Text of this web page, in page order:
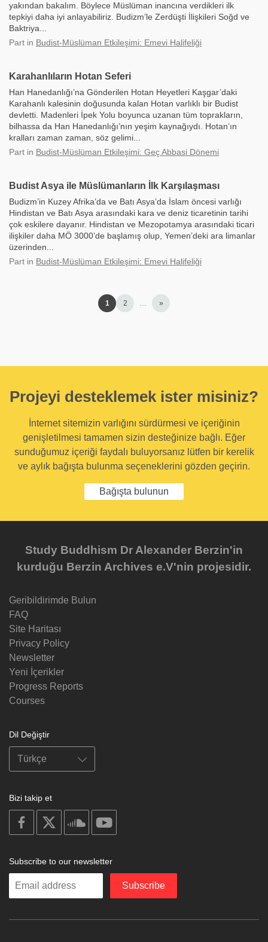
yakından bakalım. Böylece Müslüman inancına verdikleri ilk
tepkiyi daha iyi anlayabiliriz. Budizm’le Zerdüşti İlişkileri Soğd ve
Baktriya...
Part in Budist-Müslüman Etkileşimi: Emevi Halifeliği
Karahanlıların Hotan Seferi
Han Hanedanlığı’na Gönderilen Hotan Heyetleri Kaşgar’daki
Karahanlı kalesinin doğusunda kalan Hotan varlıklı bir Budist
devletti. Madenleri İpek Yolu boyunca uzanan tüm toprakların,
bilhassa da Han Hanedanlığı’nın yeşim kaynağıydı. Hotan’ın
kralları zaman zaman, söz gelimi...
Part in Budist-Müslüman Etkileşimi: Geç Abbasi Dönemi
Budist Asya ile Müslümanların İlk Karşılaşması
Budizm’in Kuzey Afrika’da ve Batı Asya’da İslam öncesi varlığı
Hindistan ve Batı Asya arasındaki kara ve deniz ticaretinin tarihi
çok eskilere dayanır. Hindistan ve Mezopotamya arasındaki ticari
ilişkiler daha MÖ 3000’de başlamış olup, Yemen’deki ara limanlar
üzerinden...
Part in Budist-Müslüman Etkileşimi: Emevi Halifeliği
1 2 … »
Projeyi desteklemek ister misiniz?
İnternet sitemizin varlığını sürdürmesi ve içeriğinin
genişletilmesi tamamen sizin desteğinize bağlı. Eğer
sunduğumuz içeriği faydalı buluyorsanız lütfen bir kerelik
ve aylık bağışta bulunma seçeneklerini gözden geçirin.
Bağışta bulunun
Study Buddhism Dr Alexander Berzin'in
kurduğu Berzin Archives e.V'nin projesidir.
Geribildirimde Bulun
FAQ
Site Haritası
Privacy Policy
Newsletter
Yeni İçerikler
Progress Reports
Courses
Dil Değiştir
Bizi takip et
on
facebook
soundcloud
Subscribe to our newsletter
Enter
Subscribe